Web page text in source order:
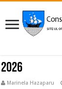
2026
Marinela Hazaparu